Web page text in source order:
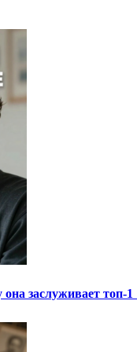
заслуживает топ-